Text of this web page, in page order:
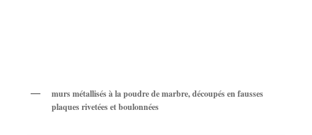
murs métallisés à la poudre de marbre, découpés en fausses
plaques rivetées et boulonnées